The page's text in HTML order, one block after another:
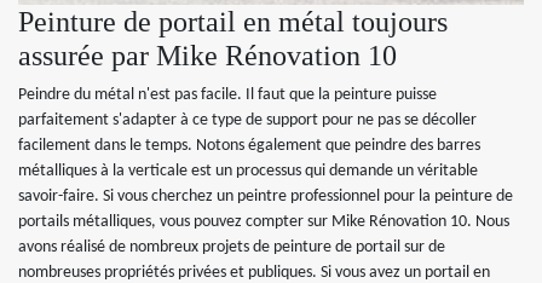
Peinture de portail en métal toujours
assurée par Mike Rénovation 10
Peindre du métal n'est pas facile. Il faut que la peinture puisse
parfaitement s'adapter à ce type de support pour ne pas se décoller
facilement dans le temps. Notons également que peindre des barres
métalliques à la verticale est un processus qui demande un véritable
savoir-faire. Si vous cherchez un peintre professionnel pour la peinture de
portails métalliques, vous pouvez compter sur Mike Rénovation 10. Nous
avons réalisé de nombreux projets de peinture de portail sur de
nombreuses propriétés privées et publiques. Si vous avez un portail en